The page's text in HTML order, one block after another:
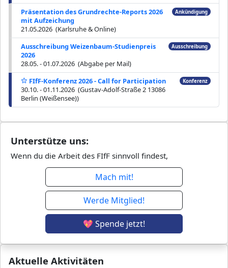
Präsentation des Grundrechte-Reports 2026
mit Aufzeichung
21.05.2026 (Karlsruhe & Online)
Ankündigung
Ausschreibung Weizenbaum-Studienpreis
2026
28.05. - 01.07.2026 (Abgabe per Mail)
Ausschreibung
FIfF-Konferenz 2026 - Call for Participation
30.10. - 01.11.2026 (Gustav-Adolf-Straße 2 13086
Berlin (Weißensee))
Konferenz
Aktuelle Aktivitäten
Unterstütze uns:
Wenn du die Arbeit des FIfF sinnvoll findest,
Mach mit!
Werde Mitglied!
💖 Spende jetzt!